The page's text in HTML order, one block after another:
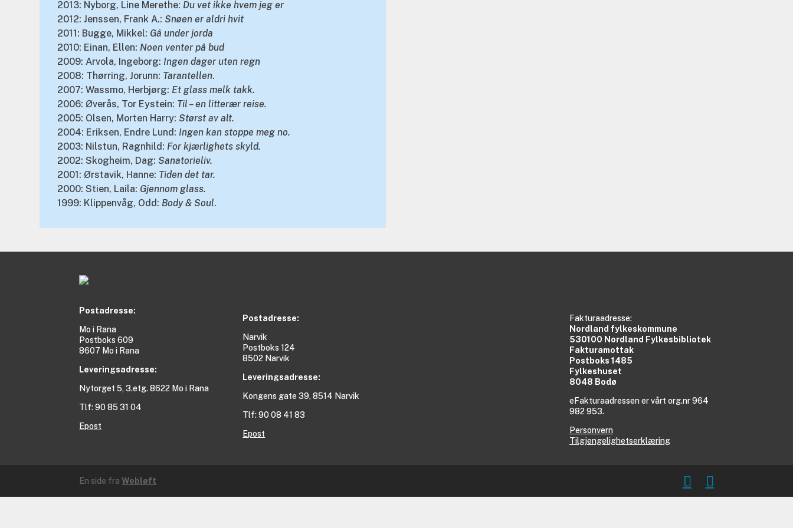
2013: Nyborg, Line Merethe: Du vet ikke hvem jeg er
2012: Jenssen, Frank A.: Snøen er aldri hvit
2011: Bugge, Mikkel: Gå under jorda
2010: Einan, Ellen: Noen venter på bud
2009: Arvola, Ingeborg: Ingen dager uten regn
2008: Thørring, Jorunn: Tarantellen.
2007: Wassmo, Herbjørg: Et glass melk takk.
2006: Øverås, Tor Eystein: Til – en litterær reise.
2005: Olsen, Morten Harry: Størst av alt.
2004: Eriksen, Endre Lund: Ingen kan stoppe meg no.
2003: Nilstun, Ragnhild: For kjærlighets skyld.
2002: Skogheim, Dag: Sanatorieliv.
2001: Ørstavik, Hanne: Tiden det tar.
2000: Stien, Laila: Gjennom glass.
1999: Klippenvåg, Odd: Body & Soul.
Postadresse:
Mo i Rana
Postboks 609
8607 Mo i Rana
Leveringsadresse:
Nytorget 5, 3.etg. 8622 Mo i Rana
Tlf: 90 85 31 04
Epost
Postadresse:
Narvik
Postboks 124
8502 Narvik
Leveringsadresse:
Kongens gate 39, 8514 Narvik
Tlf: 90 08 41 83
Epost
Fakturaadresse:
Nordland fylkeskommune
530100 Nordland Fylkesbibliotek
Fakturamottak
Postboks 1485
Fylkeshuset
8048 Bodø
eFakturaadressen er vårt org.nr 964
982 953.
Personvern
Tilgjengelighetserklæring
En side fraWebløft